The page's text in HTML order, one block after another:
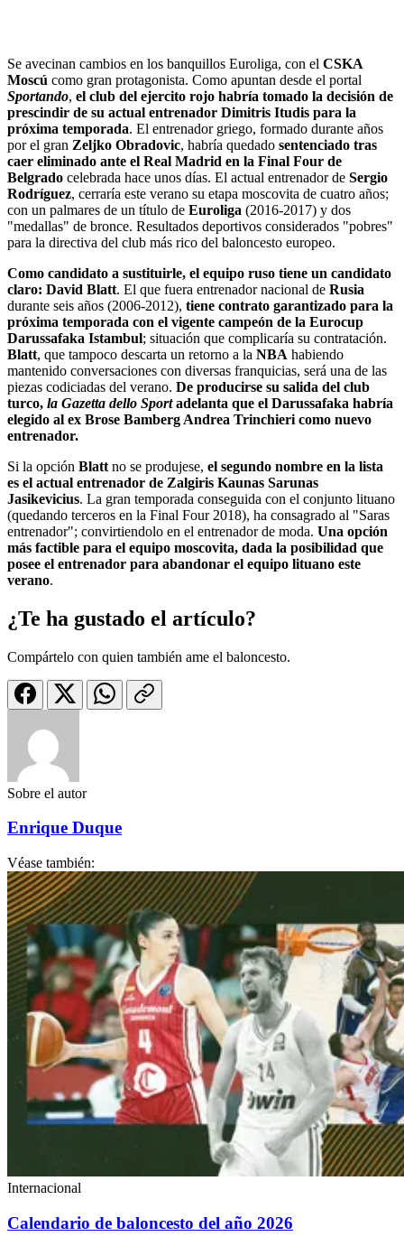
Se avecinan cambios en los banquillos Euroliga, con el CSKA
Moscú como gran protagonista. Como apuntan desde el portal
Sportando, el club del ejercito rojo habría tomado la decisión de
prescindir de su actual entrenador Dimitris Itudis para la
próxima temporada. El entrenador griego, formado durante años
por el gran Zeljko Obradovic, habría quedado sentenciado tras
caer eliminado ante el Real Madrid en la Final Four de
Belgrado celebrada hace unos días. El actual entrenador de Sergio
Rodríguez, cerraría este verano su etapa moscovita de cuatro años;
con un palmares de un título de Euroliga (2016-2017) y dos
"medallas" de bronce. Resultados deportivos considerados "pobres"
para la directiva del club más rico del baloncesto europeo.
Como candidato a sustituirle, el equipo ruso tiene un candidato
claro: David Blatt. El que fuera entrenador nacional de Rusia
durante seis años (2006-2012), tiene contrato garantizado para la
próxima temporada con el vigente campeón de la Eurocup
Darussafaka Istambul; situación que complicaría su contratación.
Blatt, que tampoco descarta un retorno a la NBA habiendo
mantenido conversaciones con diversas franquicias, será una de las
piezas codiciadas del verano. De producirse su salida del club
turco, la Gazetta dello Sportadelanta que el Darussafaka habría
elegido al ex Brose Bamberg Andrea Trinchieri como nuevo
entrenador.
Si la opción Blatt no se produjese, el segundo nombre en la lista
es el actual entrenador de Zalgiris Kaunas Sarunas
Jasikevicius. La gran temporada conseguida con el conjunto lituano
(quedando terceros en la Final Four 2018), ha consagrado al "Saras
entrenador"; convirtiendolo en el entrenador de moda. Una opción
más factible para el equipo moscovita, dada la posibilidad que
posee el entrenador para abandonar el equipo lituano este
verano.
¿Te ha gustado el artículo?
Compártelo con quien también ame el baloncesto.
Sobre el autor
Enrique Duque
Véase también:
Internacional
Calendario de baloncesto del año 2026